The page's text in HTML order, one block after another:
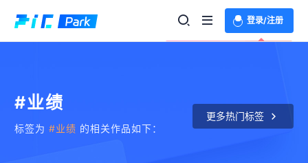
登录/注册
#业绩
标签为#业绩 的相关作品如下：
更多热门标签